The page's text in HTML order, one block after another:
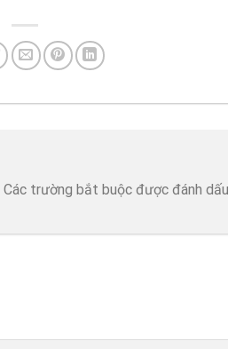
Các trường bắt buộc được đánh dấu